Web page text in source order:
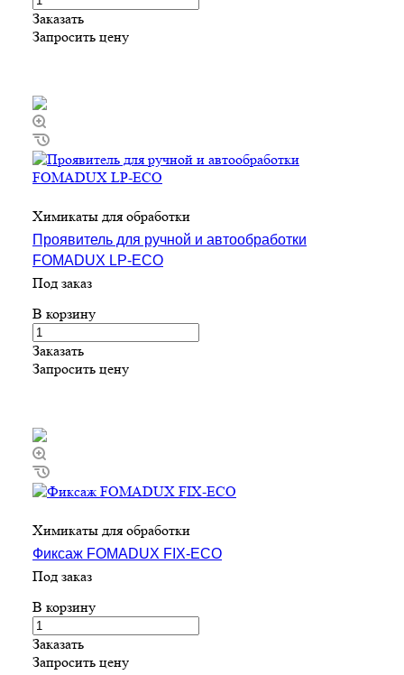
Заказать
Запросить цену
Химикаты для обработки
Проявитель для ручной и автообработки
FOMADUX LP-ECO
Под заказ
В корзину
Заказать
Запросить цену
Химикаты для обработки
Фиксаж FOMADUX FIX-ECO
Под заказ
В корзину
Заказать
Запросить цену